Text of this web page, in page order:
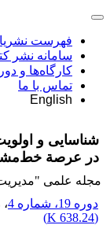
فهرست
سامانه نشر
کارگاه‌ها و
تماس با ما
English
شناسایی و
در عرصة
مجله علمی
دوره 19، شماره 4
،
(
638.24 K
)